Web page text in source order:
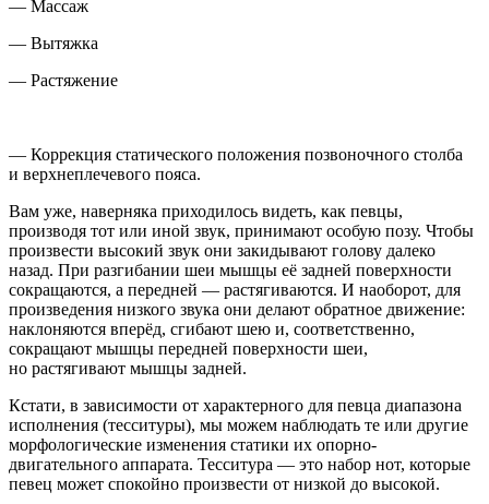
— Массаж
— Вытяжка
— Растяжение
— Коррекция статического положения позвоночного столба
и верхнеплечевого пояса.
Вам уже, наверняка приходилось видеть, как певцы,
производя тот или иной звук, принимают особую позу. Чтобы
произвести высокий звук они закидывают голову далеко
назад. При разгибании шеи мышцы её задней поверхности
сокращаются, а передней — растягиваются. И наоборот, для
произведения низкого звука они делают обратное движение:
наклоняются вперёд, сгибают шею и, соответственно,
сокращают мышцы передней поверхности шеи,
но растягивают мышцы задней.
Кстати, в зависимости от характерного для певца диапазона
исполнения (тесситуры), мы можем наблюдать те или другие
морфологические изменения статики их опорно-
двигательного аппарата. Тесситура — это набор нот, которые
певец может спокойно произвести от низкой до высокой.